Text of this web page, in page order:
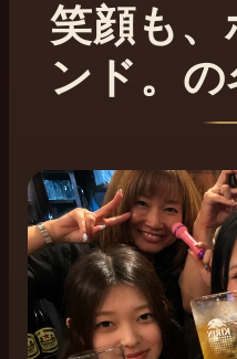
笑顔も、
ンド。の